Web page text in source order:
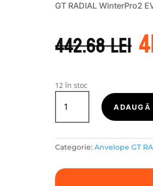
GT RADIAL WinterPro2
442.68leia
12 în stoc
Cantitate
GT
Radial
EVO
215/50R17
95V
ADAUGĂ
Categorie: Anvelope GT